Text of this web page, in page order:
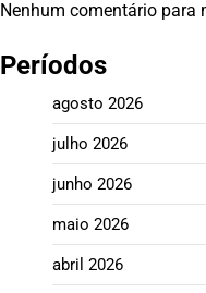
Nenhum comentário para
Períodos
agosto 2026
julho 2026
junho 2026
maio 2026
abril 2026